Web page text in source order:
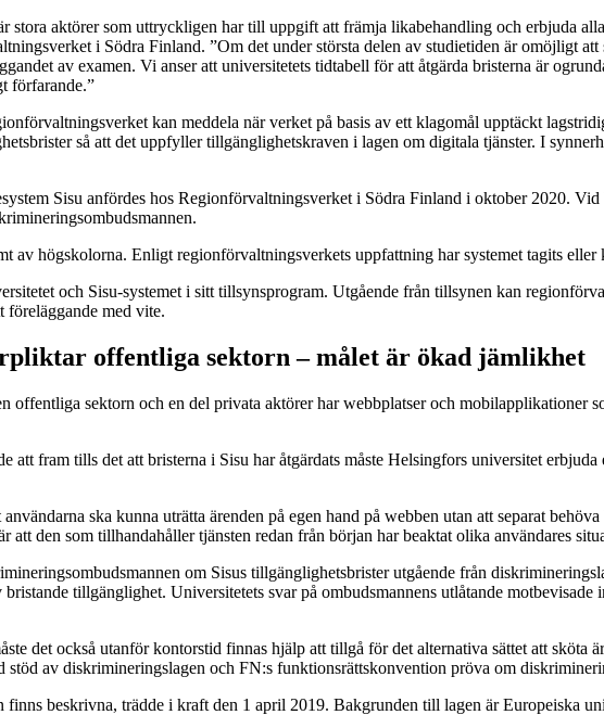
stora aktörer som uttryckligen har till uppgift att främja likabehandling och erbjuda
i Södra Finland. ”Om det under största delen av studietiden är omöjligt att
av examen. Vi anser att universitetets tidtabell för att åtgärda bristerna är
förfarande.”
kan meddela när verket på basis av ett klagomål upptäckt
så att det uppfyller tillgänglighetskraven i lagen om digitala tjänster. I
Sisu anfördes hos Regionförvaltningsverket i Södra Finland i oktober 2020.
av högskolorna. Enligt regionförvaltningsverkets uppfattning har systemet tagits
och Sisu-systemet i sitt tillsynsprogram. Utgående från tillsynen kan
med vite.
offentliga sektorn – målet är ökad jämlikhet
offentliga sektorn och en del privata aktörer har webbplatser och mobilapplikationer
att fram tills det att bristerna i Sisu har åtgärdats måste Helsingfors universitet
ska kunna uträtta ärenden på egen hand på webben utan att separat
den som tillhandahåller tjänsten redan från början har beaktat olika användares
om Sisus tillgänglighetsbrister utgående från
tillgänglighet. Universitetets svar på ombudsmannens utlåtande
det också utanför kontorstid finnas hjälp att tillgå för det alternativa sättet att sköta
av diskrimineringslagen och FN:s funktionsrättskonvention pröva om
beskrivna, trädde i kraft den 1 april 2019. Bakgrunden till lagen är Europeiska